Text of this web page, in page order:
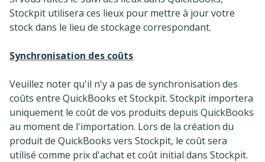
Stockpit utilisera ces lieux pour mettre à jour votre
stock dans le lieu de stockage correspondant.
Synchronisation des coûts
Veuillez noter qu'il n'y a pas de synchronisation des
coûts entre QuickBooks et Stockpit. Stockpit importera
uniquement le coût de vos produits depuis QuickBooks
au moment de l'importation. Lors de la création du
produit de QuickBooks vers Stockpit, le coût sera
utilisé comme prix d'achat et coût initial dans Stockpit.